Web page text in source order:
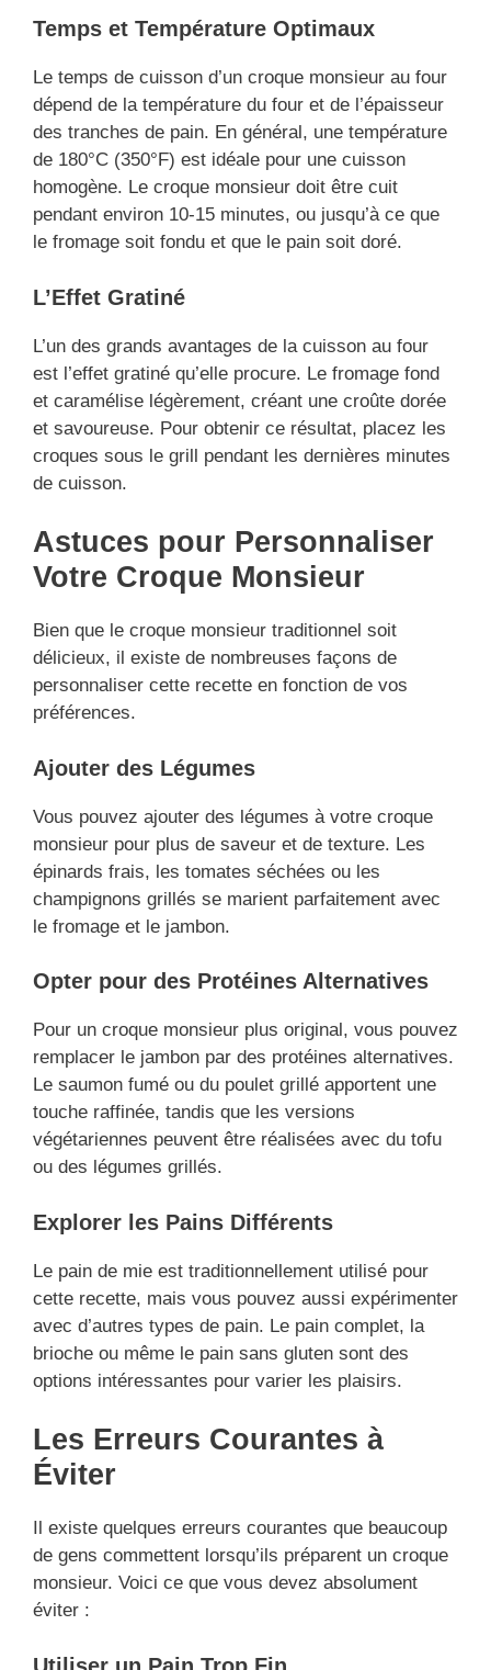
Temps et Température Optimaux
Le temps de cuisson d’un croque monsieur au four
dépend de la température du four et de l’épaisseur
des tranches de pain. En général, une température
de 180°C (350°F) est idéale pour une cuisson
homogène. Le croque monsieur doit être cuit
pendant environ 10-15 minutes, ou jusqu’à ce que
le fromage soit fondu et que le pain soit doré.
L’Effet Gratiné
L’un des grands avantages de la cuisson au four
est l’effet gratiné qu’elle procure. Le fromage fond
et caramélise légèrement, créant une croûte dorée
et savoureuse. Pour obtenir ce résultat, placez les
croques sous le grill pendant les dernières minutes
de cuisson.
Astuces pour Personnaliser
Votre Croque Monsieur
Bien que le croque monsieur traditionnel soit
délicieux, il existe de nombreuses façons de
personnaliser cette recette en fonction de vos
préférences.
Ajouter des Légumes
Vous pouvez ajouter des légumes à votre croque
monsieur pour plus de saveur et de texture. Les
épinards frais, les tomates séchées ou les
champignons grillés se marient parfaitement avec
le fromage et le jambon.
Opter pour des Protéines Alternatives
Pour un croque monsieur plus original, vous pouvez
remplacer le jambon par des protéines alternatives.
Le saumon fumé ou du poulet grillé apportent une
touche raffinée, tandis que les versions
végétariennes peuvent être réalisées avec du tofu
ou des légumes grillés.
Explorer les Pains Différents
Le pain de mie est traditionnellement utilisé pour
cette recette, mais vous pouvez aussi expérimenter
avec d’autres types de pain. Le pain complet, la
brioche ou même le pain sans gluten sont des
options intéressantes pour varier les plaisirs.
Les Erreurs Courantes à
Éviter
Il existe quelques erreurs courantes que beaucoup
de gens commettent lorsqu’ils préparent un croque
monsieur. Voici ce que vous devez absolument
éviter :
Utiliser un Pain Trop Fin